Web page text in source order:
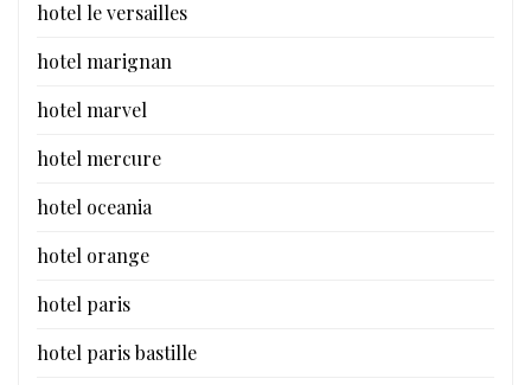
hotel le versailles
hotel marignan
hotel marvel
hotel mercure
hotel oceania
hotel orange
hotel paris
hotel paris bastille